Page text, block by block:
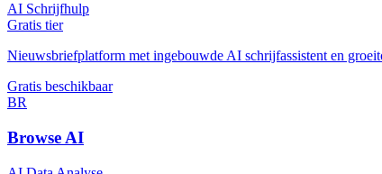
AI Schrijfhulp
Gratis tier
Nieuwsbriefplatform met ingebouwde AI schrijfassistent en
Gratis beschikbaar
BR
Browse AI